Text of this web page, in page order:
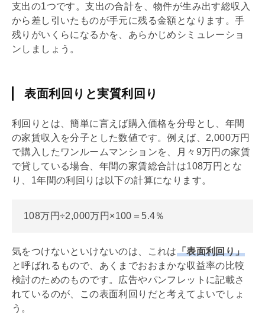
支出の1つです。支出の合計を、物件が生み出す総収入
から差し引いたものが手元に残る金額となります。手
残りがいくらになるかを、あらかじめシミュレーショ
ンしましょう。
表面利回りと実質利回り
利回り とは、簡単に言えば購入価格を分母とし、年間
の家賃収入を分子とした数値です。例えば、2,000万円
で購入したワンルームマンションを、月々9万円の家賃
で貸している場合、年間の家賃総合計は108万円とな
り、1年間の利回り は以下の計算になります。
108万円÷2,000万円×100＝5.4％
気をつけないといけないのは、これは「表面利回り」
と呼ばれるもので、あくまでおおまかな収益率の比較
検討のためのものです。広告やパンフレットに記載さ
れているのが、この表面利回り だと考えてよいでしょ
う。